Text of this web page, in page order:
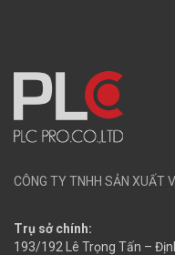
CÔNG TY TNHH SẢN XUẤT
Trụ sở chính:
193/192 Lê Trọng Tấn –